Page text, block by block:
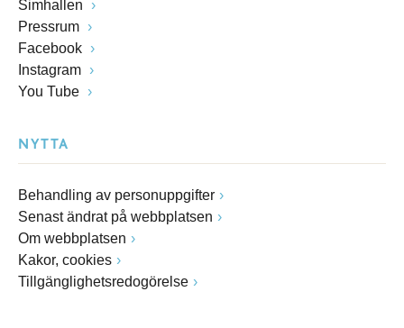
Simhallen
Pressrum
Facebook
Instagram
You Tube
NYTTA
Behandling av personuppgifter
Senast ändrat på webbplatsen
Om webbplatsen
Kakor, cookies
Tillgänglighetsredogörelse